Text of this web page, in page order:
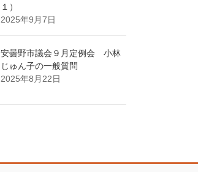
１）
2025年9月7日
安曇野市議会９月定例会 小林
じゅん子の一般質問
2025年8月22日